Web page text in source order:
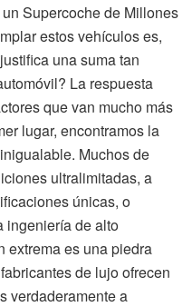
Supercoche de Millones
estos vehículos es,
una suma tan
La respuesta
que van mucho más
lugar, encontramos la
Muchos de
ultralimitadas, a
únicas, o
ingeniería de alto
extrema es una piedra
de lujo ofrecen
verdaderamente a